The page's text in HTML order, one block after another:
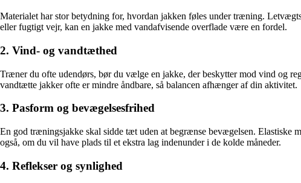
Materialet har stor betydning for, hvordan jakken føles under træning.
eller fugtigt vejr, kan en jakke med vandafvisende overflade være en fordel.
2. Vind- og vandtæthed
Træner du ofte udendørs, bør du vælge en jakke, der beskytter mod vind og
vandtætte jakker ofte er mindre åndbare, så balancen afhænger af din aktivitet.
3. Pasform og bevægelsesfrihed
En god træningsjakke skal sidde tæt uden at begrænse bevægelsen. Elastiske
også, om du vil have plads til et ekstra lag indenunder i de kolde måneder.
4. Reflekser og synlighed